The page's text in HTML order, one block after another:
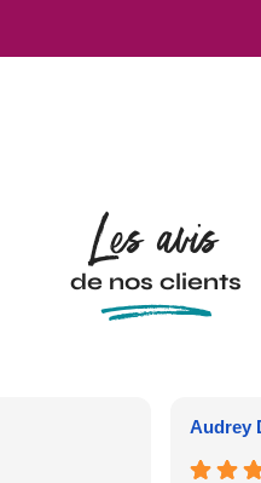
Les avis
de nos clients
Audrey